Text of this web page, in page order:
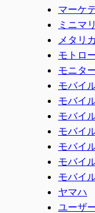
マーケ
ミニマ
メタリカ
モトロ
モニタ
モバイ
モバイ
モバイ
モバイ
モバイ
モバイ
モバイ
ヤマハ
ユーザ